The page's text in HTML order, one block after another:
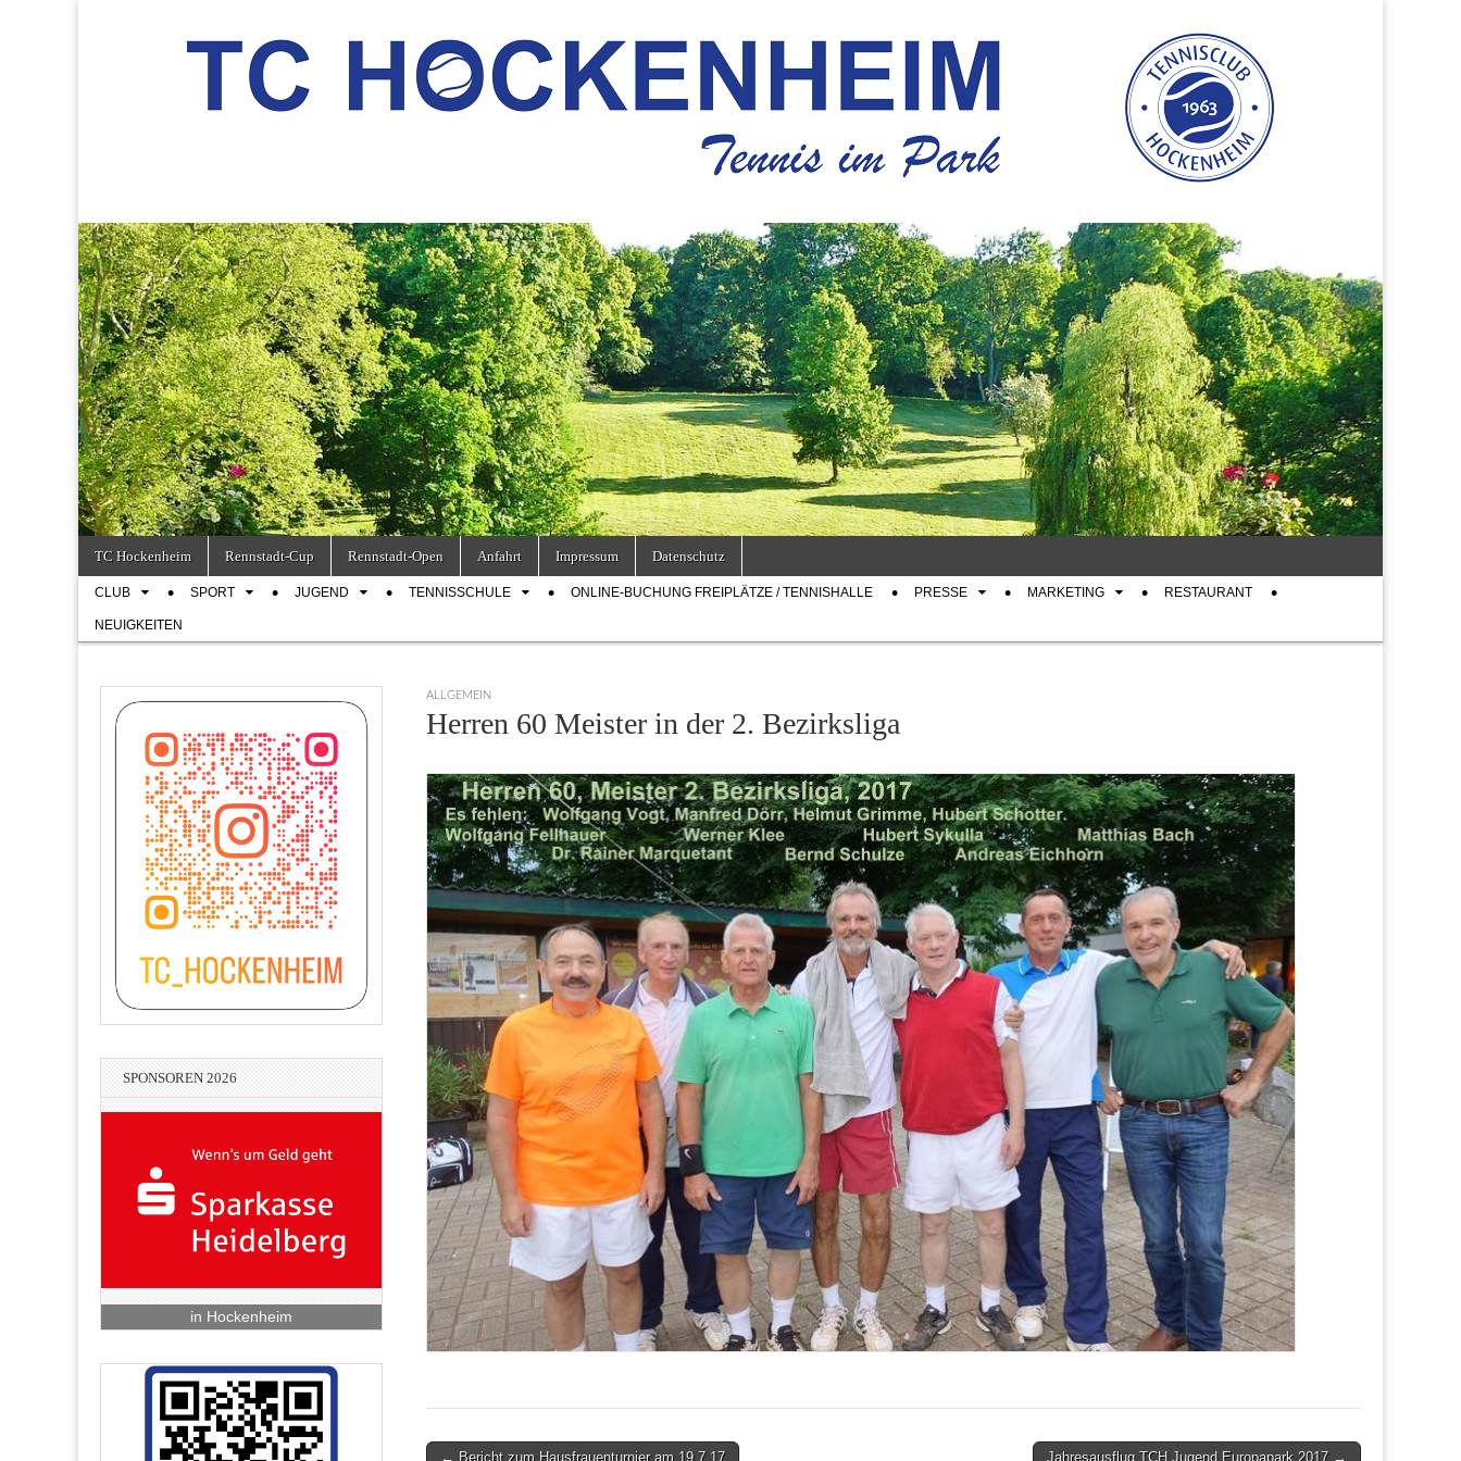
TC Hockenheim
Main
menu
content
TC Hockenheim Rennstadt-Cup Rennstadt-Open Anfahrt Impressum Datenschutz
SubCLUB SPORT JUGEND TENNISSCHULE ONLINE-BUCHUNG FREIPLÄTZE / TENNISHALLE PRESSE MARKETING RESTAURANT
NEUIGKEITEN
ALLGEMEIN
Herren 60 Meister in der 2. Bezirksliga
Post← Bericht zum Hausfrauenturnier am 19.7.17 Jahresausflug TCH Jugend Europapark 2017 →
SPONSOREN 2026
Lean-Consulting - Hans-Peter
in Hockenheim